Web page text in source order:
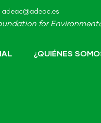
adeac@adeac.es
for
¿QUIÉNES